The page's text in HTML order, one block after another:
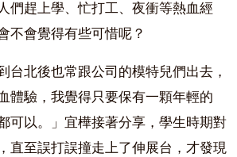
們趕上學、忙打工、夜衝等熱血經
不會覺得有些可惜呢？
台北後也常跟公司的模特兒們出去，
體驗，我覺得只要保有一顆年輕的
可以。」宜樺接著分享，學生時期對
直至誤打誤撞走上了伸展台，才發現